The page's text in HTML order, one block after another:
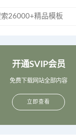
开通SVIP会员
免费下载网站全部内容
立即查看